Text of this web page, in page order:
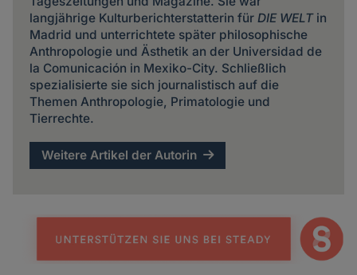
langjährige Kulturberichterstatterin für DIE WELTin
Madrid und unterrichtete später philosophische
Anthropologie und Ästhetik an der Universidad de
la Comunicación in Mexiko-City. Schließlich
spezialisierte sie sich journalistisch auf die
Themen Anthropologie, Primatologie und
Tierrechte.
Weitere Artikel der Autorin